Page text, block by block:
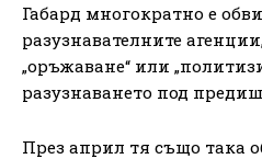
Габард многократно е
разузнавателните
„оръжаване“ или
разузнаването под
През април тя също така